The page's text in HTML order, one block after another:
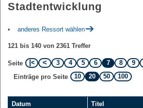
Stadtentwicklung
anderes Ressort wählen
121 bis 140 von 2361 Treffer
Seite 3 4 5 6 7 8 9
Einträge pro Seite
10 20 50 100
Datum Titel